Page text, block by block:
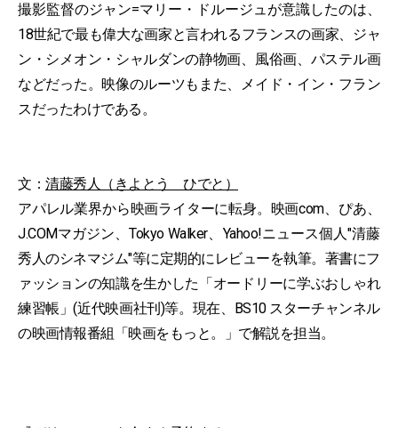
撮影監督のジャン=マリー・ドルージュが意識したのは、
18世紀で最も偉大な画家と言われるフランスの画家、ジャ
ン・シメオン・シャルダンの静物画、風俗画、パステル画
などだった。映像のルーツもまた、メイド・イン・フラン
スだったわけである。
文： 清藤秀人（きよとう ひでと）
アパレル業界から映画ライターに転身。映画com、ぴあ、
J.COMマガジン、Tokyo Walker、Yahoo!ニュース個人"清藤
秀人のシネマジム"等に定期的にレビューを執筆。著書にフ
ァッションの知識を生かした「オードリーに学ぶおしゃれ
練習帳」(近代映画社刊)等。現在、BS10 スターチャンネル
の映画情報番組「映画をもっと。」で解説を担当。